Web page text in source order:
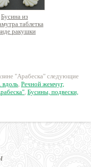
Бусина из
таблетка
ракушки
"Арабеска" следующие
вдоль, Речной жемчуг,
, Бусины, подвески,